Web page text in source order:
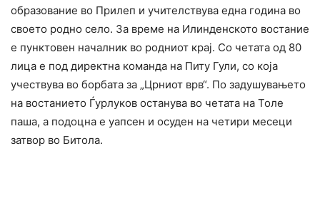
образование во Прилеп и учителствува една година во
своето родно село. За време на Илинденското востание
е пунктовен началник во родниот крај. Со четата од 80
лица е под директна команда на Питу Гули, со која
учествува во борбата за „Црниот врв“. По задушувањето
на востанието Ѓурлуков останува во четата на Толе
паша, а подоцна е уапсен и осуден на четири месеци
затвор во Битола.